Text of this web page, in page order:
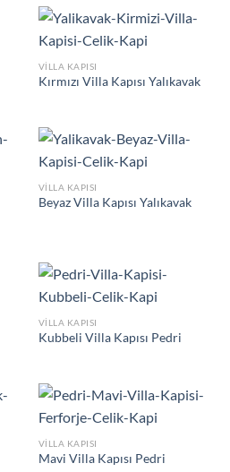
VILLA KAPISI
Kırmızı Villa Kapısı Yalıkavak
VILLA KAPISI
Beyaz Villa Kapısı Yalıkavak
VILLA KAPISI
Kubbeli Villa Kapısı Pedri
VILLA KAPISI
Mavi Villa Kapısı Pedri